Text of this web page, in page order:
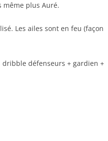
plus Auré.
Les ailes sont en feu (façon
dribble défenseurs + gardien +